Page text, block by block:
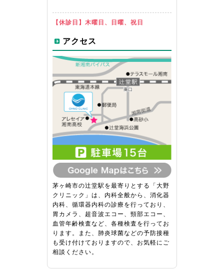
【休診日】 木曜日、日曜、祝日
アクセス
茅ヶ崎市の辻堂駅を最寄りとする「大野
クリニック」は、内科全般から、消化器
内科、循環器内科の診療を行っており、
胃カメラ、超音波エコー、頸部エコー、
血管年齢検査など、各種検査を行ってお
ります。また、肺炎球菌などの予防接種
も受け付けておりますので、お気軽にご
相談ください。